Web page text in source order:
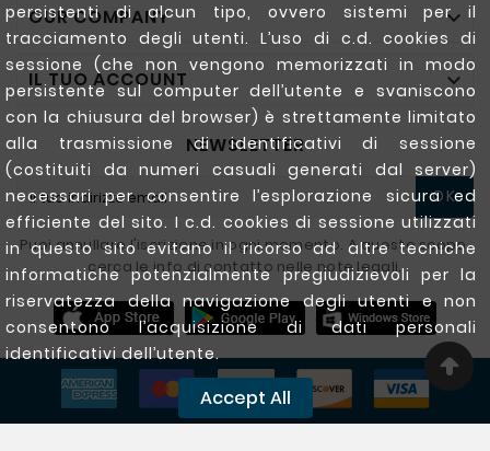
persistenti di alcun tipo, ovvero sistemi per il
tracciamento degli utenti. L’uso di c.d. cookies di
sessione (che non vengono memorizzati in modo
persistente sul computer dell’utente e svaniscono
con la chiusura del browser) è strettamente limitato
alla trasmissione di identificativi di sessione
(costituiti da numeri casuali generati dal server)
necessari per consentire l’esplorazione sicura ed
efficiente del sito. I c.d. cookies di sessione utilizzati
in questo sito evitano il ricorso ad altre tecniche
informatiche potenzialmente pregiudizievoli per la
riservatezza della navigazione degli utenti e non
consentono l’acquisizione di dati personali
identificativi dell’utente.
Accept All
OUR COMPANY 
IL TUO ACCOUNT 
NEWSLETTER
OK
Puoi annullare l'iscrizione in ogni momento. A questo scopo,
cerca le info di contatto nelle note legali.